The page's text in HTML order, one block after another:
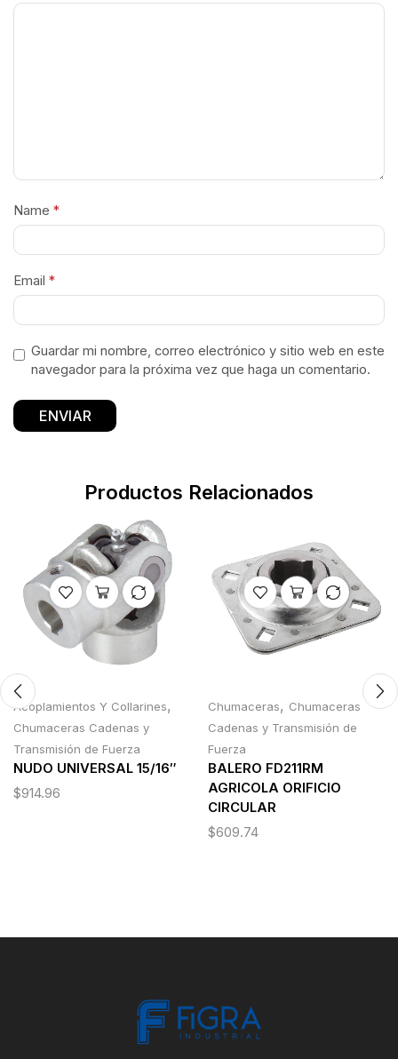
Name *
Email *
Guardar mi nombre, correo electrónico y sitio web en este
navegador para la próxima vez que haga un comentario.
Productos Relacionados
Acoplamientos Y Collarines,
Chumaceras Cadenas y
Transmisión de Fuerza
NUDO UNIVERSAL 15/16″
$914.96
Chumaceras, Chumaceras
Cadenas y Transmisión de
Fuerza
BALERO FD211RM
AGRICOLA ORIFICIO
CIRCULAR
$609.74